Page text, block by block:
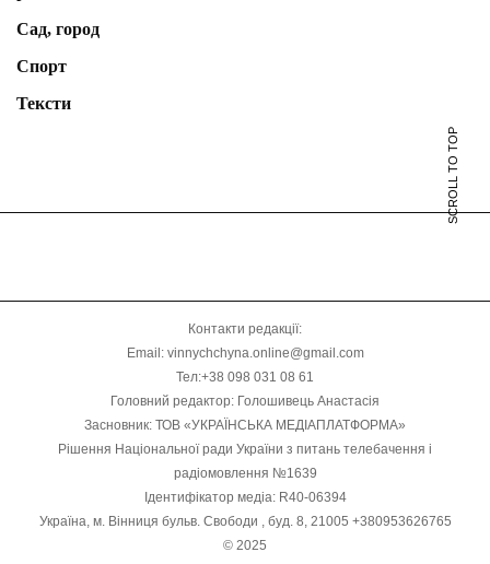
Сад, город
Спорт
Тексти
SCROLL TO TOP
Контакти редакції:
Email: vinnychchyna.online@gmail.com
Тел:+38 098 031 08 61
Головний редактор: Голошивець Анастасія
Засновник: ТОВ «УКРАЇНСЬКА МЕДІАПЛАТФОРМА»
Рішення Національної ради України з питань телебачення і
радіомовлення №1639
Ідентифікатор медіа: R40-06394
Україна, м. Вінниця бульв. Свободи , буд. 8, 21005 +380953626765
© 2025